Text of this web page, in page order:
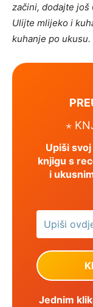
začini, dodajte još
Ulijte mlijeko i
kuhanje po ukusu.
⋆
Upiši
knjigu s
i
Jednim